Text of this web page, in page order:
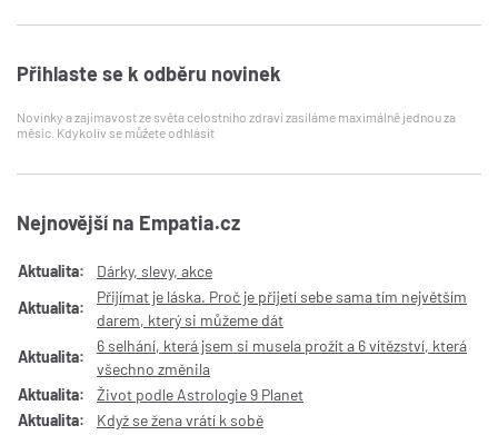
Přihlaste se k odběru novinek
Novinky a zajímavost ze světa celostního zdraví zasíláme maximálně jednou za
měsíc. Kdykoliv se můžete odhlásit
Nejnovější na Empatia.cz
Aktualita:
Dárky, slevy, akce
Aktualita:
Přijímat je láska. Proč je přijetí sebe sama tím největším
darem, který si můžeme dát
Aktualita:
6 selhání, která jsem si musela prožít a 6 vítězství, která
všechno změnila
Aktualita:
Život podle Astrologie 9 Planet
Aktualita:
Když se žena vrátí k sobě